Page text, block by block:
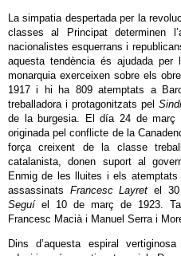
La simpatia despertada per la
classes al Principat determinen
nacionalistes esquerrans i
aquesta tendència és ajudada
monarquia exerceixen sobre els
1917 i hi ha 809 atemptats a
treballadora i protagonitzats pel
de la burgesia. El día 24 de març
originada pel conflicte de la
força creixent de la classe
catalanista, donen suport al
Enmig de les lluites i els atemptats
assassinats Francesc Layret el
Seguí el 10 de març de 1923.
Francesc Macià i Manuel Serra i
Dins d’aquesta espiral